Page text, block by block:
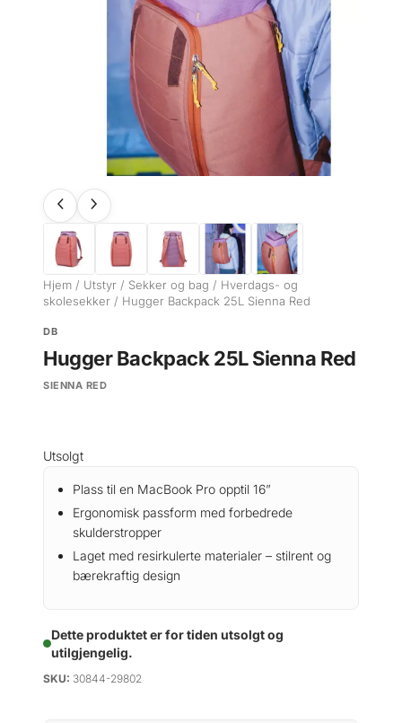
Hjem / Utstyr / Sekker og bag / Hverdags- og
skolesekker / Hugger Backpack 25L Sienna Red
DB
Hugger Backpack 25L Sienna Red
SIENNA RED
Utsolgt
Plass til en MacBook Pro opptil 16”
Ergonomisk passform med forbedrede
skulderstropper
Laget med resirkulerte materialer – stilrent og
bærekraftig design
Dette produktet er for tiden utsolgt og
utilgjengelig.
SKU: 30844-29802